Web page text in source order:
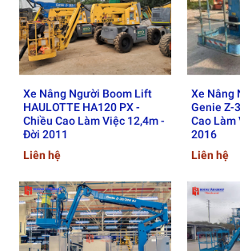
hiệu điều khiển, hệ thống sẽ kích hoạt
điều khiển các van dầu, tạo ra lực nâng
đúng ý muốn, giúp tiếp cận vị trí làm
xác và an toàn.
2. Phân loại xe
Boom Lift
S-Boom Lift (cần nâng dạng ống
Dòng xe có cần vươn thẳng hình chữ S
Xe Nâng Người Boom Lift
HAULOTTE HA120 PX -
Chiều Cao Làm Việc 12,4m -
Đời 2011
Liên hệ
Xe Nâng
Genie Z-
Cao Làm
2016
Liên hệ